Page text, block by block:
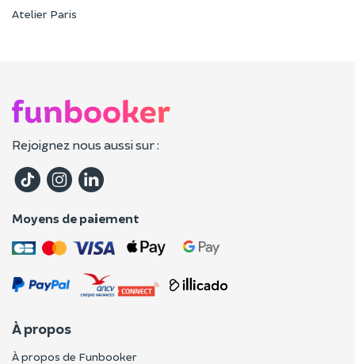
Atelier Paris
Rejoignez nous aussi sur :
Moyens de paiement
À propos
À propos de Funbooker